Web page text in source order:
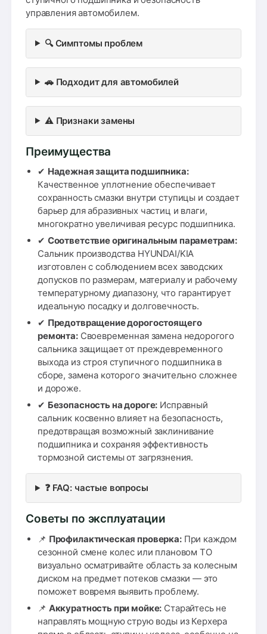
управления автомобилем.
🔍 Симптомы проблем
🚗 Подходит для автомобилей
⚠️ Признаки замены
Преимущества
✔ Надежная защита подшипника:
Качественное уплотнение обеспечивает
сохранность смазки внутри ступицы и создает
барьер для абразивных частиц и влаги,
многократно увеличивая ресурс подшипника.
✔ Соответствие оригинальным параметрам:
Сальник производства HYUNDAI/KIA
изготовлен с соблюдением всех заводских
допусков по размерам, материалу и рабочему
температурному диапазону, что гарантирует
идеальную посадку и долговечность.
✔ Предотвращение дорогостоящего
ремонта:Своевременная замена недорогого
сальника защищает от преждевременного
выхода из строя ступичного подшипника в
сборе, замена которого значительно сложнее
и дороже.
✔ Безопасность на дороге: Исправный
сальник косвенно влияет на безопасность,
предотвращая возможный заклинивание
подшипника и сохраняя эффективность
тормозной системы от загрязнения.
❓ FAQ: частые вопросы
Советы по эксплуатации
📌 Профилактическая проверка:При каждом
сезонной смене колес или плановом ТО
визуально осматривайте область за колесным
диском на предмет потеков смазки — это
поможет вовремя выявить проблему.
📌 Аккуратность при мойке: Старайтесь не
направлять мощную струю воды из Керхера